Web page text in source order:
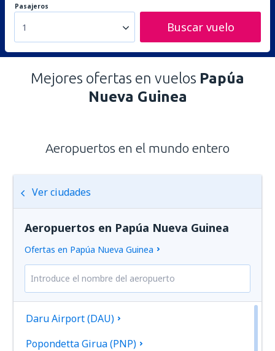
Pasajeros
1 Buscar vuelo
Mejores ofertas en vuelos Papúa
Nueva Guinea
Aeropuertos en el mundo entero
Ver ciudades
Aeropuertos en Papúa Nueva Guinea
Ofertas en Papúa Nueva Guinea
Daru Airport (DAU)
Popondetta Girua (PNP)